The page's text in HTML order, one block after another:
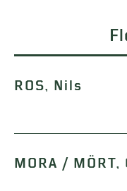
ROS, Nils
MORA / MÖRT,